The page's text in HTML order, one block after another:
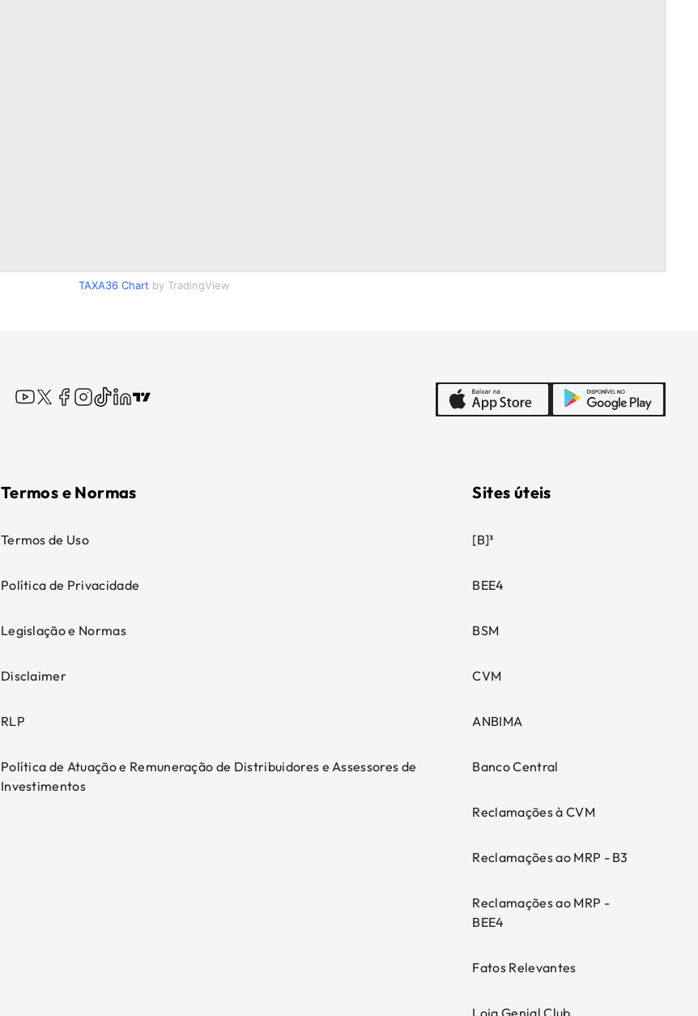
TAXA36Chart by TradingView
Termos e Normas
Termos de Uso
Política de Privacidade
Legislação e Normas
Disclaimer
RLP
Política de Atuação e Remuneração de Distribuidores e Assessores de
Investimentos
Sites úteis
[B]³
BEE4
BSM
CVM
ANBIMA
Banco Central
Reclamações à CVM
Reclamações ao MRP - B3
Reclamações ao MRP -
BEE4
Fatos Relevantes
Loja Genial Club